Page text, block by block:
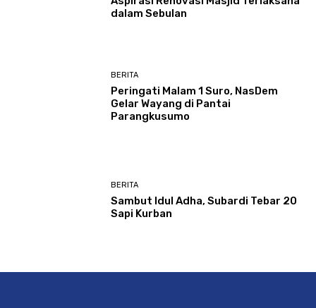
dalam Sebulan
BERITA
Peringati Malam 1 Suro, NasDem
Gelar Wayang di Pantai
Parangkusumo
BERITA
Sambut Idul Adha, Subardi Tebar 20
Sapi Kurban